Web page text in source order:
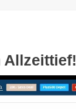
Allzeittief!